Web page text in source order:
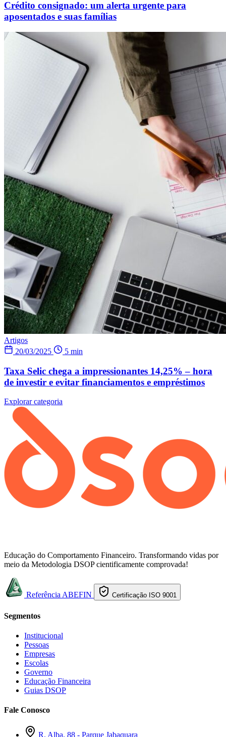
Crédito consignado: um alerta urgente para
aposentados e suas famílias
Artigos
20/03/2025
5 min
Taxa Selic chega a impressionantes 14,25% – hora
de investir e evitar financiamentos e empréstimos
Explorar categoria
Educação do Comportamento Financeiro. Transformando vidas por
meio da Metodologia DSOP cientificamente comprovada!
Referência ABEFIN Certificação ISO 9001
Segmentos
Institucional
Pessoas
Empresas
Escolas
Governo
Educação Financeira
Guias DSOP
Fale Conosco
R. Alba, 88 - Parque Jabaquara